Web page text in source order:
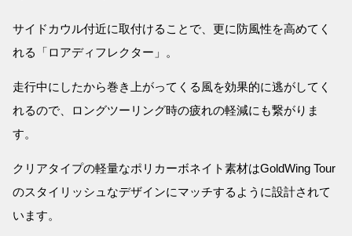
サイドカウル付近に取付けることで、更に防風性を高めてく
れる「ロアディフレクター」。
走行中にしたから巻き上がってくる風を効果的に逃がしてく
れるので、ロングツーリング時の疲れの軽減にも繋がりま
す。
クリアタイプの軽量なポリカーボネイト素材はGoldWing Tour
のスタイリッシュなデザインにマッチするように設計されて
います。